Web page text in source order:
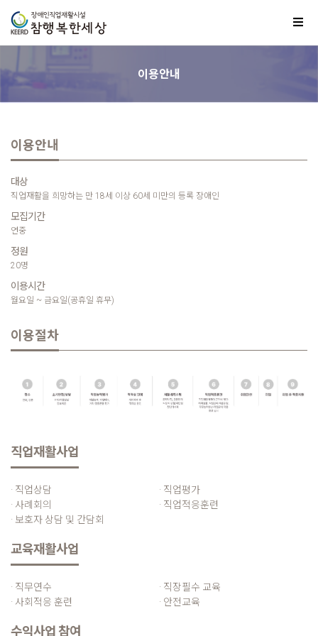
이용안내
이용안내
대상
직업재활을 희망하는 만 18세 이상 60세 미만의 등록 장애인
모집기 간
연중
정원
20명
이 용시 간
월요일 ~ 금요일(공휴일 휴무)
이용절차
직업재활사업
· 직업상담
· 직업평가
· 사례회의
· 직업적응훈련
· 보호자 상담 및 간담회
교육재활사업
· 직무연수
· 직장필수 교육
· 사회적응 훈련
· 안전교육
수익사업 참여